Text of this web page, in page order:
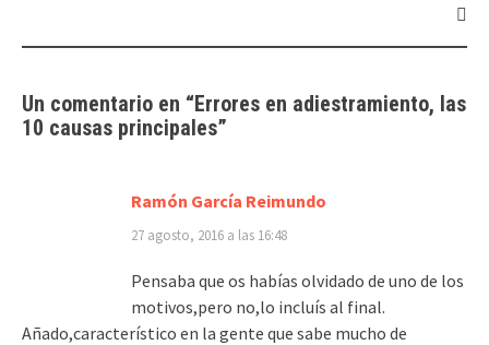
Un comentario en “Errores en adiestramiento, las
10 causas principales”
Ramón García Reimundo
27 agosto, 2016 a las 16:48
Pensaba que os habías olvidado de uno de los
motivos,pero no,lo incluís al final.
Añado,característico en la gente que sabe mucho de